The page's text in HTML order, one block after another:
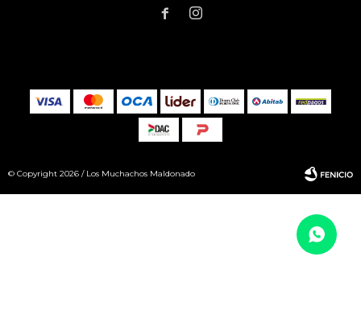
 
© Copyright 2026 / Los Muchachos Maldonado